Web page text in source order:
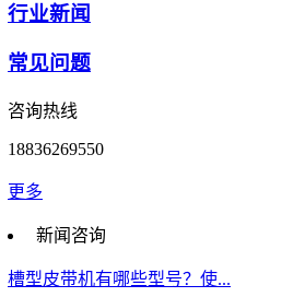
行业新闻
常见问题
咨询热线
18836269550
更多
新闻咨询
槽型皮带机有哪些型号？使...